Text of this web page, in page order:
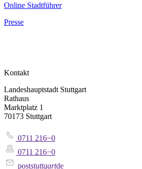
Online Stadtführer
Presse
Kontakt
Landeshauptstadt Stuttgart
Rathaus
Marktplatz 1
70173 Stuttgart
0711 216−0
0711 216−0
poststuttgartde